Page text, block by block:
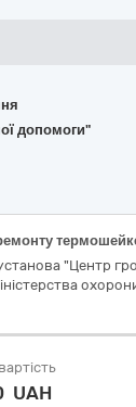
допомоги"
"Центр
UAH